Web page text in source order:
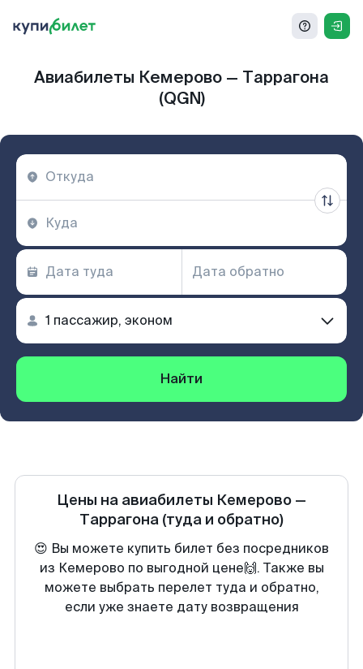
Авиабилеты Кемерово — Таррагона
(QGN)
Найти
Цены на авиабилеты Кемерово —
Таррагона (туда и обратно)
😍 Вы можете купить билет без посредников
из Кемерово по выгодной цене🙌. Также вы
можете выбрать перелет туда и обратно,
если уже знаете дату возвращения